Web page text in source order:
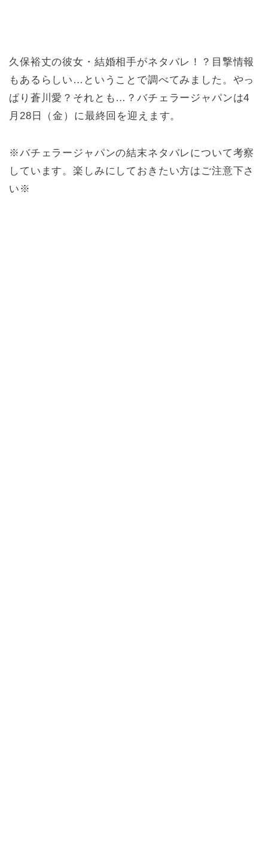
久保裕丈の彼女・結婚相手がネタバレ！？目撃情報
もあるらしい…ということで調べてみました。やっ
ぱり蒼川愛？それとも…？バチェラージャパンは4
月28日（金）に最終回を迎えます。
※バチェラージャパンの結末ネタバレについて考察
しています。楽しみにしておきたい方はご注意下さ
い※